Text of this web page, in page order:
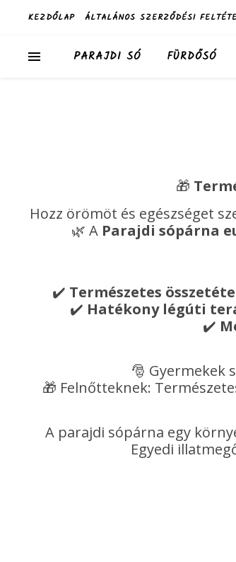
KEZDŐLAP ÁLTALÁNOS SZERZŐDÉSI
PARAJDI SÓ FÜRDŐSÓ
🎁
Hozz örömöt és egészséget
🌿 A Parajdi sópárna
✔️ Természetes
✔️ Hatékony légúti
✔️
🎅 Gyermekek
🎁 Felnőtteknek:
A parajdi sópárna egy
Egyedi